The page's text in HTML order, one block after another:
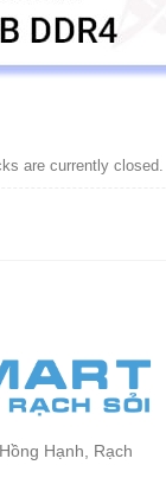
are currently closed.
Hạnh, Rạch